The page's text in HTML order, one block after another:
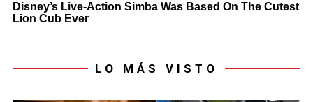
LO MÁS VISTO